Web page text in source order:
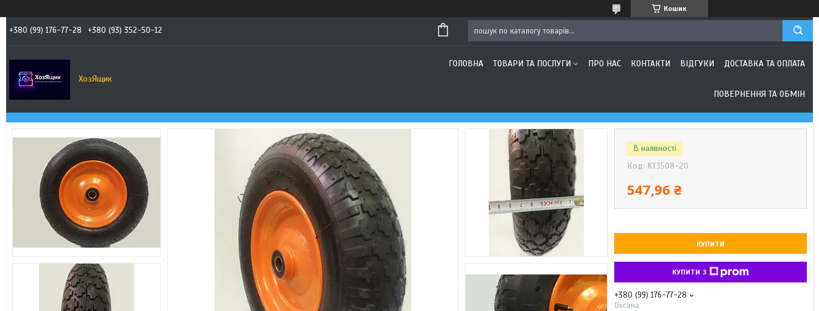
Кошик
+380 (99) 176-77-28 +380 (93) 352-50-12
ХозЯщик
ГОЛОВНА ТОВАРИ ТА ПОСЛУГИ ПРО НАС КОНТАКТИ ВІДГУКИ ДОСТАВКА ТА ОПЛАТА
ПОВЕРНЕННЯ ТА ОБМІН
В наявності
Код: KT3508-20
547,96 ₴
КУПИТИ
КУПИТИ З
+380 (99) 176-77-28
Оксана